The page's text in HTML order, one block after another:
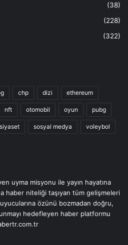
(38)
(228)
(322)
chp dizi ethereum
nft otomobil oyun pubg
siyaset sosyal medya voleybol
uyma misyonu ile yayın hayatına
haber niteliği taşıyan tüm gelişmeleri
özünü bozmadan doğru,
hedefleyen haber platformu